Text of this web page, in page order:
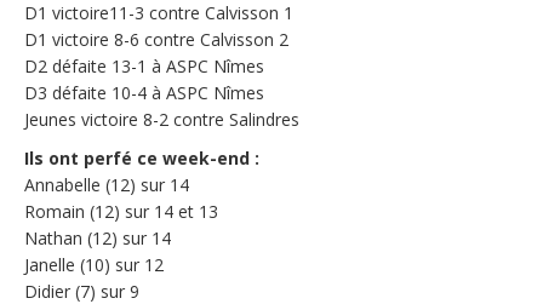
D1 victoire11-3 contre Calvisson 1
D1 victoire 8-6 contre Calvisson 2
D2 défaite 13-1 à ASPC Nîmes
D3 défaite 10-4 à ASPC Nîmes
Jeunes victoire 8-2 contre Salindres
Ils ont perfé ce week-end :
Annabelle (12) sur 14
Romain (12) sur 14 et 13
Nathan (12) sur 14
Janelle (10) sur 12
Didier (7) sur 9